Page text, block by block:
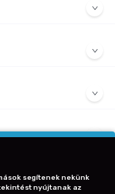
segítenek nekünk
nyújtanak az